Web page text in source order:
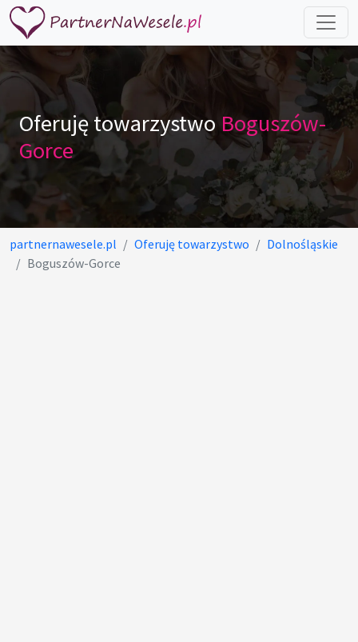
Oferuję towarzystwo Boguszów-
Gorce
partnernawesele.pl Oferuję towarzystwo
Dolnośląskie
Boguszów-Gorce